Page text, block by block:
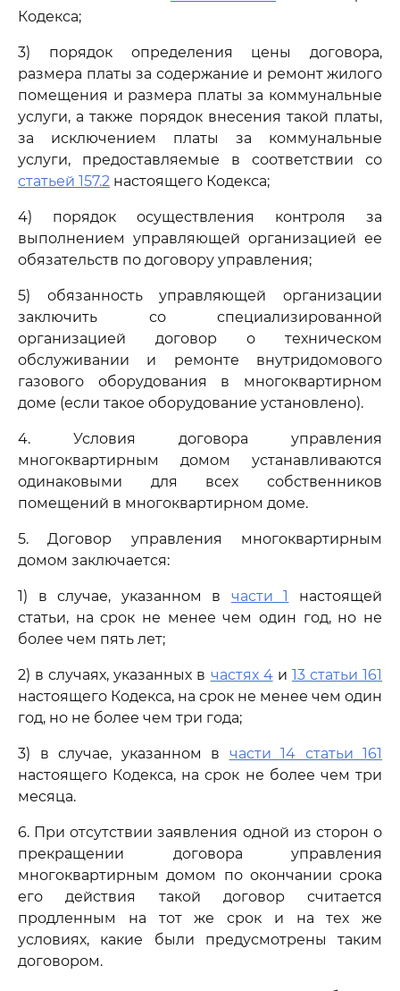
Кодекса;
3) порядок определения цены договора,
размера платы за содержание и ремонт жилого
помещения и размера платы за коммунальные
услуги, а также порядок внесения такой платы,
за исключением платы за коммунальные
услуги, предоставляемые в соответствии со
статьей 157.2 настоящего Кодекса;
4) порядок осуществления контроля за
выполнением управляющей организацией ее
обязательств по договору управления;
5) обязанность управляющей организации
заключить со специализированной
организацией договор о техническом
обслуживании и ремонте внутридомового
газового оборудования в многоквартирном
доме (если такое оборудование установлено).
4. Условия договора управления
многоквартирным домом устанавливаются
одинаковыми для всех собственников
помещений в многоквартирном доме.
5. Договор управления многоквартирным
домом заключается:
1) в случае, указанном в части 1
настоящей
статьи, на срок не менее чем один год, но не
более чем пять лет;
2) в случаях, указанных в частях 4и 13 статьи 161
настоящего Кодекса, на срок не менее чем один
год, но не более чем три года;
3) в случае, указанном в части 14 статьи 161
настоящего Кодекса, на срок не более чем три
месяца.
6. При отсутствии заявления одной из сторон о
прекращении договора управления
многоквартирным домом по окончании срока
его действия такой договор считается
продленным на тот же срок и на тех же
условиях, какие были предусмотрены таким
договором.